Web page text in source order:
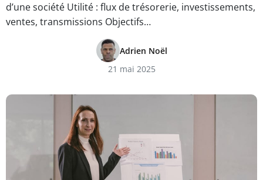
d’une société Utilité : flux de trésorerie, investissements,
ventes, transmissions Objectifs…
Adrien Noël
21 mai 2025